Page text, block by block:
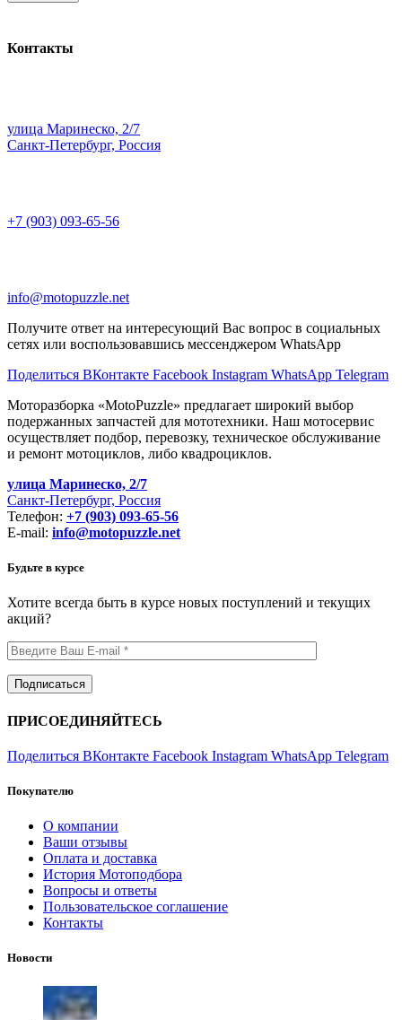
Контакты
улица Маринеско, 2/7
Санкт-Петербург, Россия
+7 (903) 093-65-56
info@motopuzzle.net
Получите ответ на интересующий Вас вопрос в социальных
сетях или воспользовавшись мессенджером WhatsApp
Поделиться ВКонтакте Facebook Instagram WhatsApp Telegram
Моторазборка «MotoPuzzle» предлагает широкий выбор
подержанных запчастей для мототехники. Наш мотосервис
осуществляет подбор, перевозку, техническое обслуживание
и ремонт мотоциклов, либо квадроциклов.
улица Маринеско, 2/7
Санкт-Петербург, Россия
Телефон: +7 (903) 093-65-56
E-mail: info@motopuzzle.net
Будьте в курсе
Хотите всегда быть в курсе новых поступлений и текущих
акций?
ПРИСОЕДИНЯЙТЕСЬ
Поделиться ВКонтакте Facebook Instagram WhatsApp Telegram
Покупателю
О компании
Ваши отзывы
Оплата и доставка
История Мотоподбора
Вопросы и ответы
Пользовательское соглашение
Контакты
Новости